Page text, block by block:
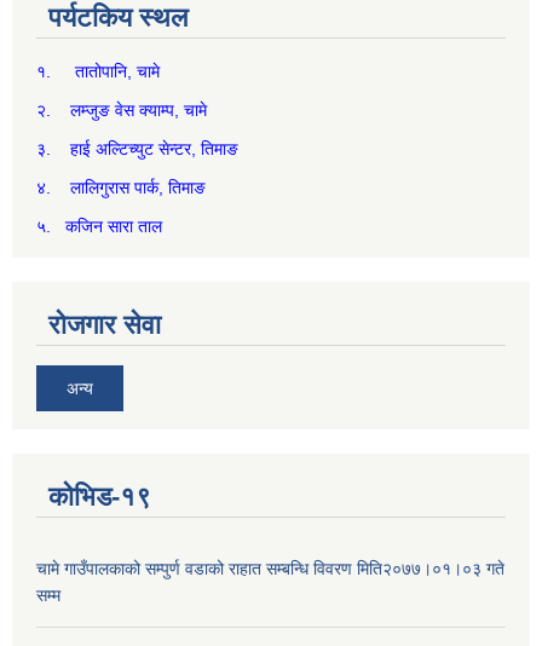
पर्यटकिय स्थल
१. तातोपानि, चामे
२. लम्जुङ वेस क्याम्प, चामे
३. हाई अल्टिच्युट सेन्टर, तिमाङ
४. लालिगुरास पार्क, तिमाङ
५. कजिन सारा ताल
रोजगार सेवा
अन्य
कोभिड-१९
चामे गाउँपालकाको सम्पुर्ण वडाको राहात सम्बन्धि विवरण मिति२०७७।०१।०३ गते
सम्म